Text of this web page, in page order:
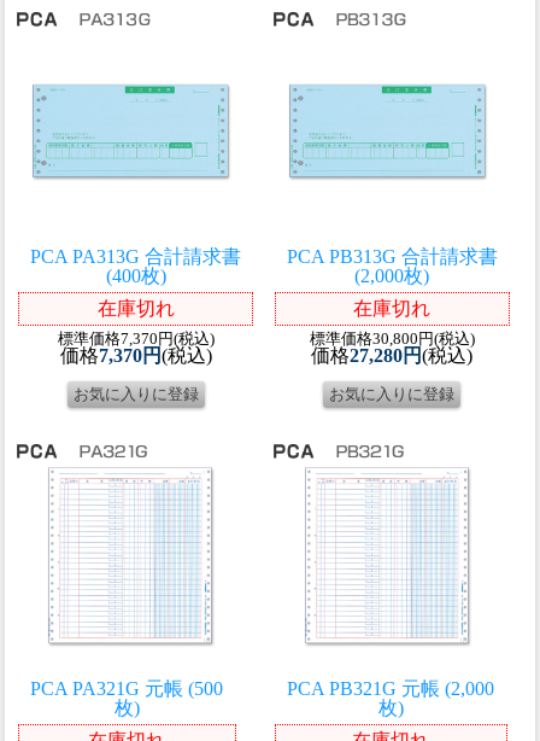
PCA PA313G 合計請求書
(400枚)
在庫切れ
標準価格7,370円(税込)
価格7,370円(税込)
PCA PB313G 合計請求書
(2,000枚)
在庫切れ
標準価格30,800円(税込)
価格27,280円(税込)
PCA PA321G 元帳 (500
枚)
PCA PB321G 元帳 (2,000
枚)